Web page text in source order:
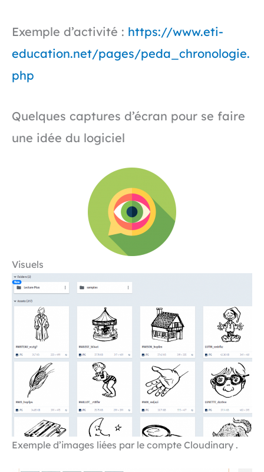
Exemple d’activité : https://www.eti-
education.net/pages/peda_chronologie.
php
Quelques captures d’écran pour se faire
une idée du logiciel
Visuels
Exemple d’images liées par le compte Cloudinary .